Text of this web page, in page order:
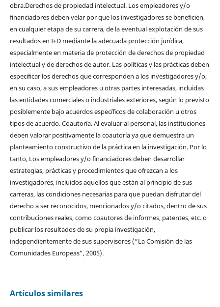
obra.Derechos de propiedad intelectual. Los empleadores y/o
financiadores deben velar por que los investigadores se beneficien,
en cualquier etapa de su carrera, de la eventual explotación de sus
resultados en I+D mediante la adecuada protección jurídica,
especialmente en materia de protección de derechos de propiedad
intelectual y de derechos de autor. Las políticas y las prácticas deben
especificar los derechos que corresponden a los investigadores y/o,
en su caso, a sus empleadores u otras partes interesadas, incluidas
las entidades comerciales o industriales exteriores, según lo previsto
posiblemente bajo acuerdos específicos de colaboración u otros
tipos de acuerdo. Coautoría. Al evaluar al personal, las instituciones
deben valorar positivamente la coautoría ya que demuestra un
planteamiento constructivo de la práctica en la investigación. Por lo
tanto, Los empleadores y/o financiadores deben desarrollar
estrategias, prácticas y procedimientos que ofrezcan a los
investigadores, incluidos aquellos que están al principio de sus
carreras, las condiciones necesarias para que puedan disfrutar del
derecho a ser reconocidos, mencionados y/o citados, dentro de sus
contribuciones reales, como coautores de informes, patentes, etc. o
publicar los resultados de su propia investigación,
independientemente de sus supervisores (“La Comisión de las
Comunidades Europeas”, 2005).
Artículos similares